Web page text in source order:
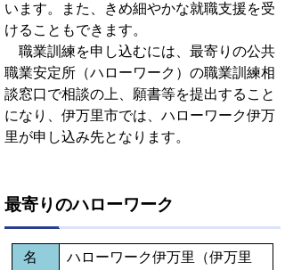
います。また、きめ細やかな就職支援を受
けることもできます。
職業訓練を申し込むには、最寄りの公共
職業安定所（ハローワーク）の職業訓練相
談窓口で相談の上、願書等を提出すること
になり、伊万里市では、ハローワーク伊万
里が申し込み先となります。
最寄りのハローワーク
名
ハローワーク伊万里（伊万里